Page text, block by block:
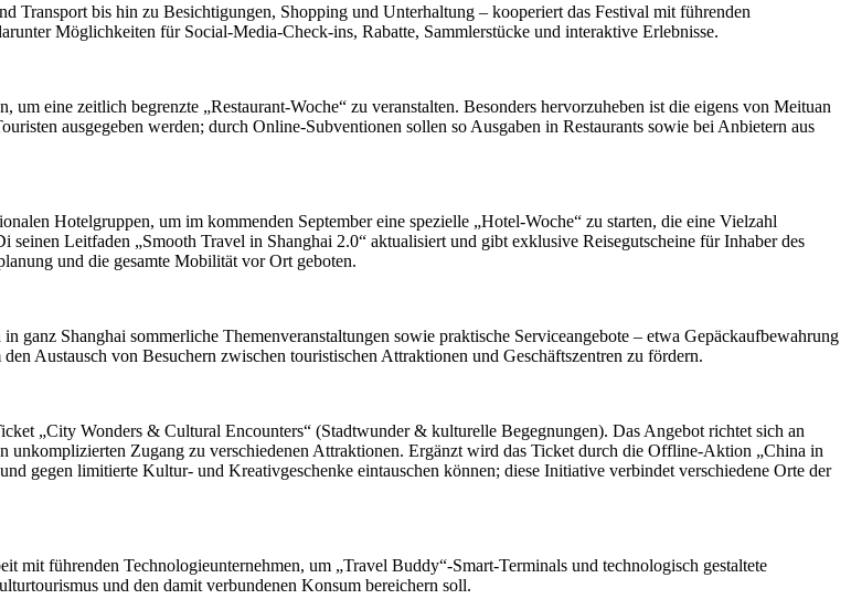
Transport bis hin zu Besichtigungen, Shopping und Unterhaltung – kooperiert das Festival mit führenden
Möglichkeiten für Social-Media-Check-ins, Rabatte, Sammlerstücke und interaktive Erlebnisse.
eine zeitlich begrenzte „Restaurant-Woche“ zu veranstalten. Besonders hervorzuheben ist die eigens von Meituan
ausgegeben werden; durch Online-Subventionen sollen so Ausgaben in Restaurants sowie bei Anbietern aus
Hotelgruppen, um im kommenden September eine spezielle „Hotel-Woche“ zu starten, die eine Vielzahl
Leitfaden „Smooth Travel in Shanghai 2.0“ aktualisiert und gibt exklusive Reisegutscheine für Inhaber des
und die gesamte Mobilität vor Ort geboten.
ganz Shanghai sommerliche Themenveranstaltungen sowie praktische Serviceangebote – etwa Gepäckaufbewahrung
Austausch von Besuchern zwischen touristischen Attraktionen und Geschäftszentren zu fördern.
„City Wonders & Cultural Encounters“ (Stadtwunder & kulturelle Begegnungen). Das Angebot richtet sich an
Zugang zu verschiedenen Attraktionen. Ergänzt wird das Ticket durch die Offline-Aktion „China in
gegen limitierte Kultur- und Kreativgeschenke eintauschen können; diese Initiative verbindet verschiedene Orte der
mit führenden Technologieunternehmen, um „Travel Buddy“-Smart-Terminals und technologisch gestaltete
und den damit verbundenen Konsum bereichern soll.